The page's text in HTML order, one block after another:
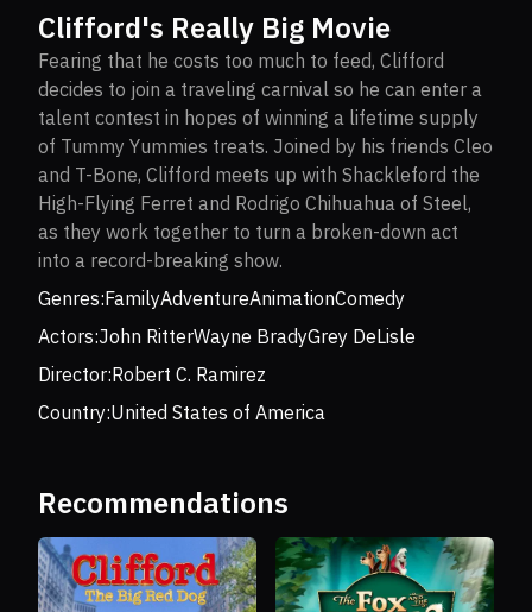
Clifford's Really Big Movie
Fearing that he costs too much to feed, Clifford
decides to join a traveling carnival so he can enter a
talent contest in hopes of winning a lifetime supply
of Tummy Yummies treats. Joined by his friends Cleo
and T-Bone, Clifford meets up with Shackleford the
High-Flying Ferret and Rodrigo Chihuahua of Steel,
as they work together to turn a broken-down act
into a record-breaking show.
Genres:FamilyAdventureAnimationComedy
Actors:John RitterWayne BradyGrey DeLisle
Director:Robert C. Ramirez
Country:United States of America
Recommendations